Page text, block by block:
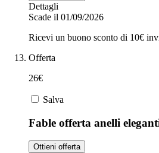
Dettagli
Scade il 01/09/2026
Ricevi un buono sconto di 10€
Offerta
26€
Salva
Fable offerta anelli
Ottieni offerta